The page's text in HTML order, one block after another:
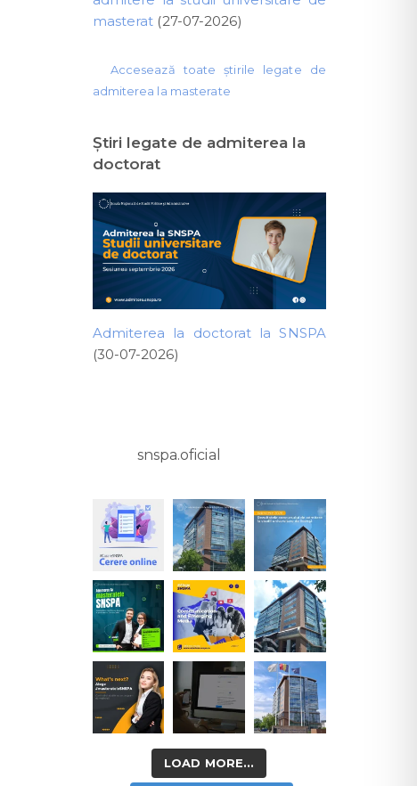
masterat (27-07-2026)
Accesează toate știrile legate de
admiterea la masterate
Ştiri legate de admiterea la
doctorat
Admiterea la doctorat la SNSPA
(30-07-2026)
snspa.oficial
LOAD MORE...